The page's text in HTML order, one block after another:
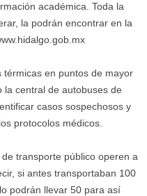
académica. Toda la
la podrán encontrar en la
en puntos de mayor
la central de autobuses de
casos sospechosos y
protocolos médicos.
transporte público operen a
si antes transportaban 100
podrán llevar 50 para así